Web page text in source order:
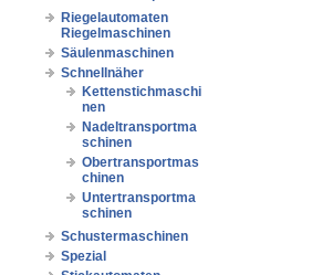
Riegelautomaten
Riegelmaschinen
Säulenmaschinen
Schnellnäher
Kettenstichmaschi
nen
Nadeltransportma
schinen
Obertransportmas
chinen
Untertransportma
schinen
Schustermaschinen
Spezial